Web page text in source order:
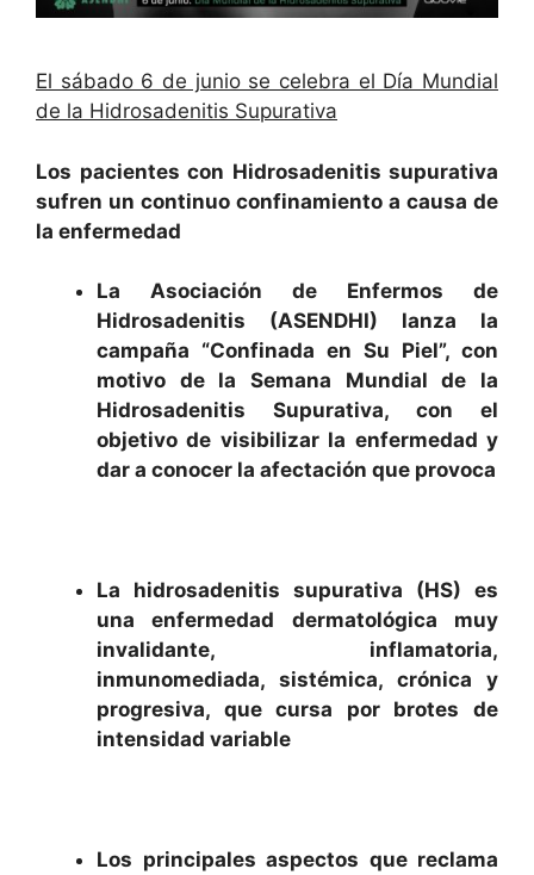
El sábado 6 de junio se celebra el Día Mundial
de la Hidrosadenitis Supurativa
Los pacientes con Hidrosadenitis supurativa
sufren un continuo confinamiento a causa de
la enfermedad
La Asociación de Enfermos de
Hidrosadenitis (ASENDHI) lanza la
campaña “Confinada en Su Piel”, con
motivo de la Semana Mundial de la
Hidrosadenitis Supurativa, con el
objetivo de visibilizar la enfermedad y
dar a conocer la afectación que provoca
La hidrosadenitis supurativa (HS) es
una enfermedad dermatológica muy
invalidante, inflamatoria,
inmunomediada, sistémica, crónica y
progresiva, que cursa por brotes de
intensidad variable
Los principales aspectos que reclama